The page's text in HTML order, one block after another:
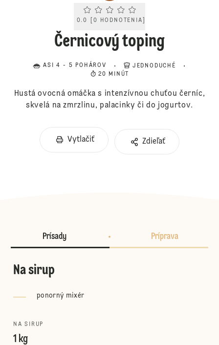
Current rating 0.0. Click to rate.
0.0 0 HODNOTENIA
Černicový toping
ASI 4 - 5 POHÁROV
JEDNODUCHÉ
20 MINÚT
Hustá ovocná omáčka s intenzívnou chuťou černíc,
skvelá na zmrzlinu, palacinky či do jogurtov.
Vytlačiť Zdieľať
Prísady Príprava
Na sirup
ponorný mixér
NA SIRUP
1 kg